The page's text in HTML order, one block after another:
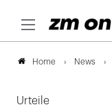
Home News
Urteile